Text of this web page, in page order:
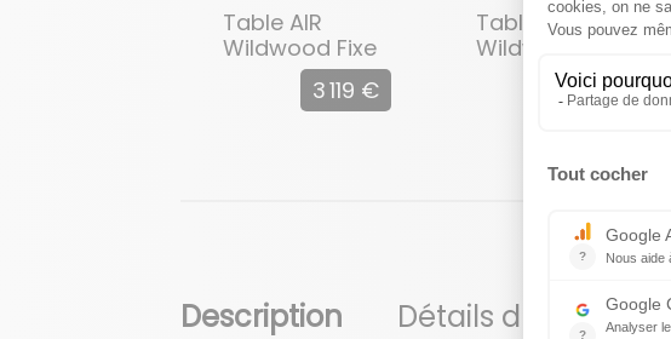
Table AIR
Wildwood Fixe
3 119 €
Table AIR
Wildwood
Extensible
5 944 €
Description Détails du produit